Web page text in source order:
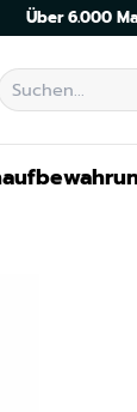
Über 6.000
Suchen
nach: